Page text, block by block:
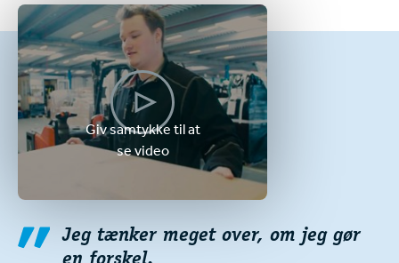
Giv samtykke til at
se video
Jeg tænker meget over, om jeg gør
en forskel.